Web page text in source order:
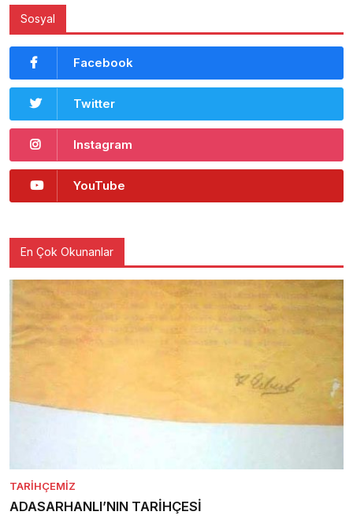
Sosyal
Facebook
Twitter
Instagram
YouTube
En Çok Okunanlar
TARIHÇEMIZ
ADASARHANLI’NIN TARİHÇESİ